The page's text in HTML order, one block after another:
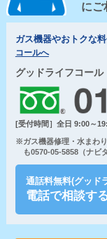
にご
ガス機器やおトクな
コールへ
グッドライフコール
[受付時間］全日 9:00～
※ガス機器修理・水まわ
も0570-05-5858（ナビ
通話料無料(グッド
電話で相談す